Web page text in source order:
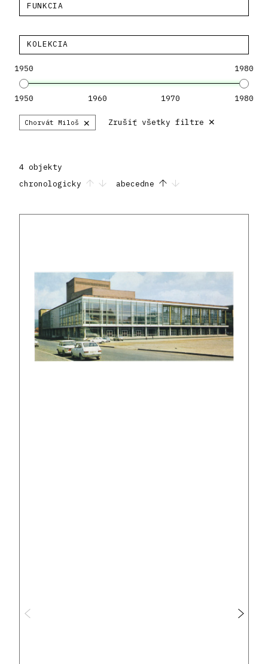
FUNKCIA
KOLEKCIA
1950 1980
1950 1960 1970 1980
Chorvát Miloš × Zrušiť všetky filtre ×
4 objekty
chronologicky
abecedne